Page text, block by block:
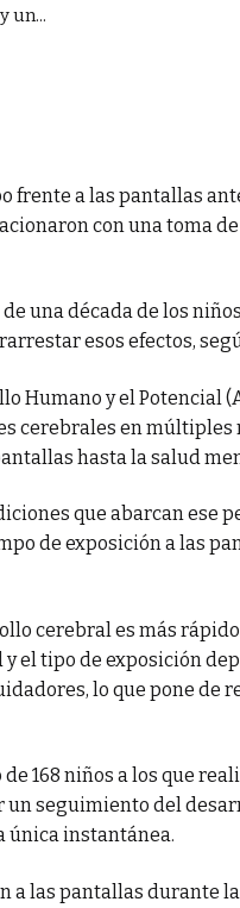
un...
frente a las pantallas
con una toma
una década de los
esos efectos,
y el Potencial
cerebrales en múltiples
hasta la salud
que abarcan ese
de exposición a las
cerebral es más
el tipo de exposición
lo que pone de
168 niños a los que
un seguimiento del
única instantánea.
a las pantallas durante